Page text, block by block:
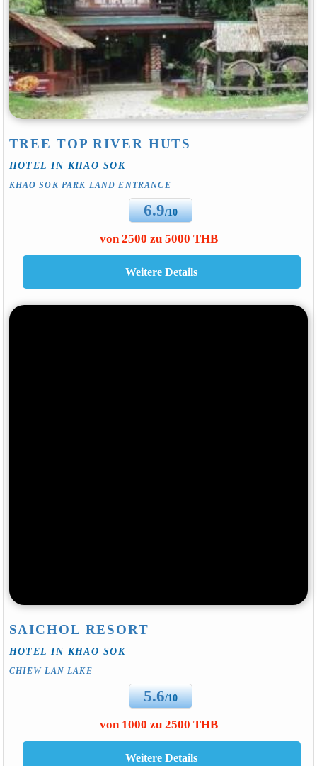
TREE TOP RIVER HUTS
HOTEL IN KHAO SOK
KHAO SOK PARK LAND ENTRANCE
6.9/10
von 2500 zu 5000 THB
SAICHOL RESORT
HOTEL IN KHAO SOK
CHIEW LAN LAKE
5.6/10
von 1000 zu 2500 THB